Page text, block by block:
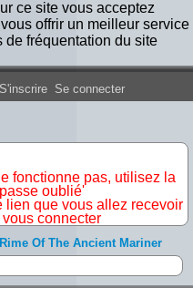
ce site vous acceptez
offrir un meilleur service
fréquentation du site
France
S'inscrire Se connecter
fonctionne pas, utilisez la
oublié'
lien que vous allez recevoir
connecter
Of The Ancient Mariner